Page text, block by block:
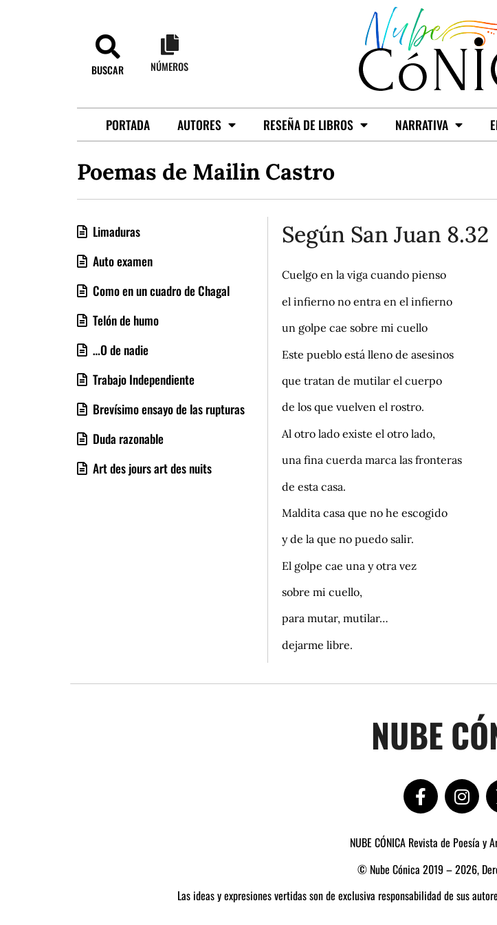
BUSCAR NÚMEROS
PORTADA AUTORES RESEÑA DE LIBROS NARRATIVA
Poemas de Mailin Castro
Limaduras
Auto examen
Como en un cuadro de Chagal
Telón de humo
…O de nadie
Trabajo Independiente
Brevísimo ensayo de las rupturas
Duda razonable
Art des jours art des nuits
Según San Juan 8.32
Cuelgo en la viga cuando pienso
el infierno no entra en el infierno
un golpe cae sobre mi cuello
Este pueblo está lleno de asesinos
que tratan de mutilar el cuerpo
de los que vuelven el rostro.
Al otro lado existe el otro lado,
una fina cuerda marca las fronteras
de esta casa.
Maldita casa que no he escogido
y de la que no puedo salir.
El golpe cae una y otra vez
sobre mi cuello,
para mutar, mutilar…
dejarme libre.
NUBE
NUBE CÓNICA Revista de Poesía y
© Nube Cónica 2019 – 2026,
Las ideas y expresiones vertidas son de exclusiva responsabilidad de sus